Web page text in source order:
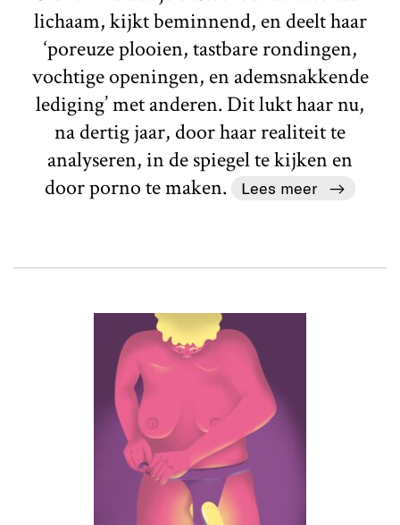
lichaam, kijkt beminnend, en deelt haar
‘poreuze plooien, tastbare rondingen,
vochtige openingen, en ademsnakkende
lediging’ met anderen. Dit lukt haar nu,
na dertig jaar, door haar realiteit te
analyseren, in de spiegel te kijken en
door porno te maken.
Lees meer